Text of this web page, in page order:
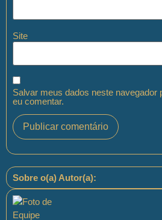
Site
Salvar meus dados neste navegador
eu comentar.
Sobre o(a) Autor(a):